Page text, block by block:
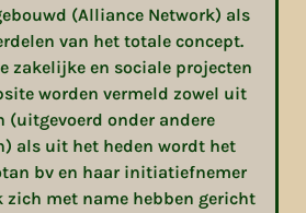
(Alliance Network) als
van het totale concept.
zakelijke en sociale projecten
worden vermeld zowel uit
(uitgevoerd onder andere
als uit het heden wordt het
bv en haar initiatiefnemer
zich met name hebben gericht